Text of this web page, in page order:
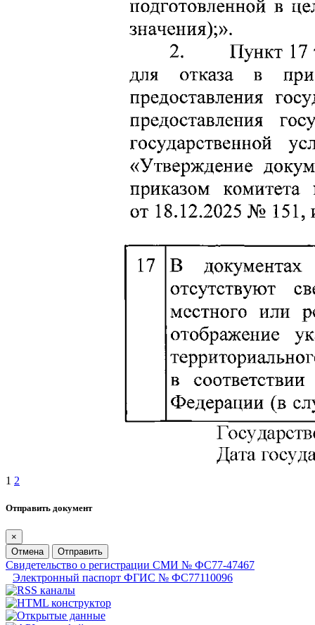
1 2
Отправить документ
×
Отмена
Отправить
Свидетельство о регистрации СМИ № ФС77-47467
Электронный паспорт ФГИС № ФС77110096